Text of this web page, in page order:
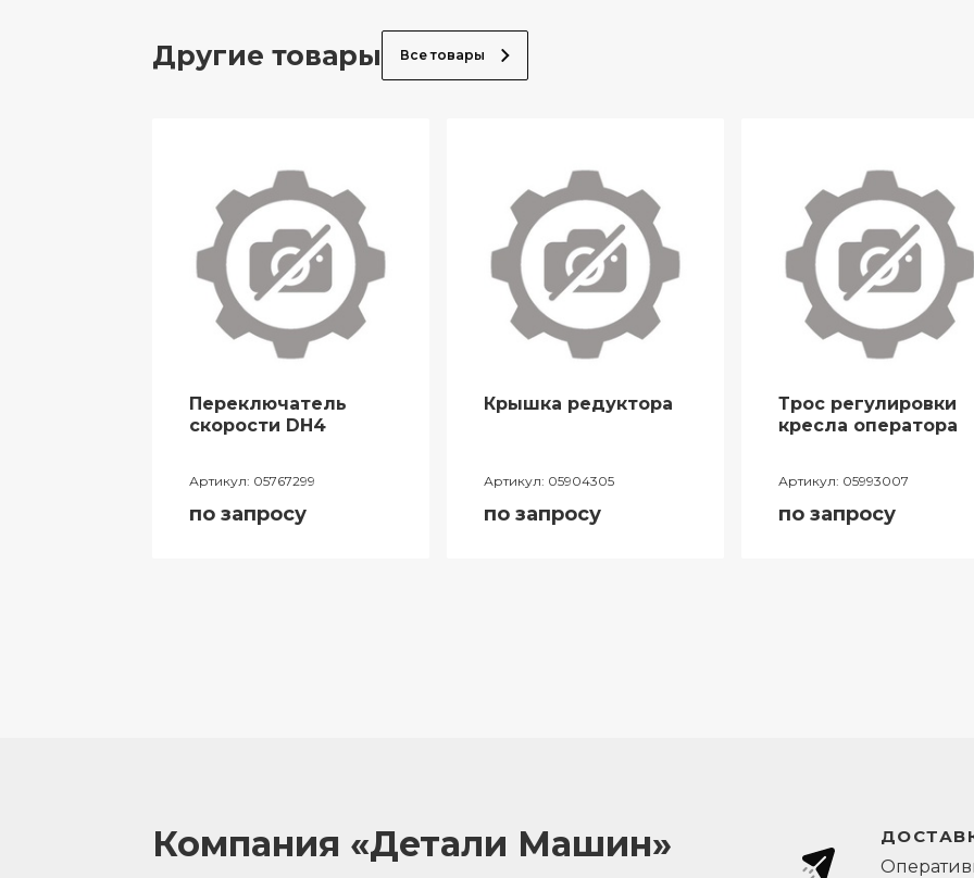
Другие товары Все товары
Переключатель
скорости DH4
Артикул: 05767299
по запросу
Крышка редуктора
Артикул: 05904305
по запросу
Трос регулировки
кресла оператора
Артикул: 05993007
по запросу
Компания «Детали Машин»